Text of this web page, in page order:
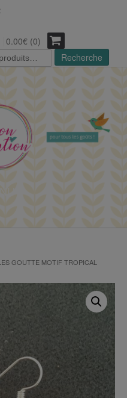
0.00€ (0)
Recherche
GOUTTE MOTIF TROPICAL